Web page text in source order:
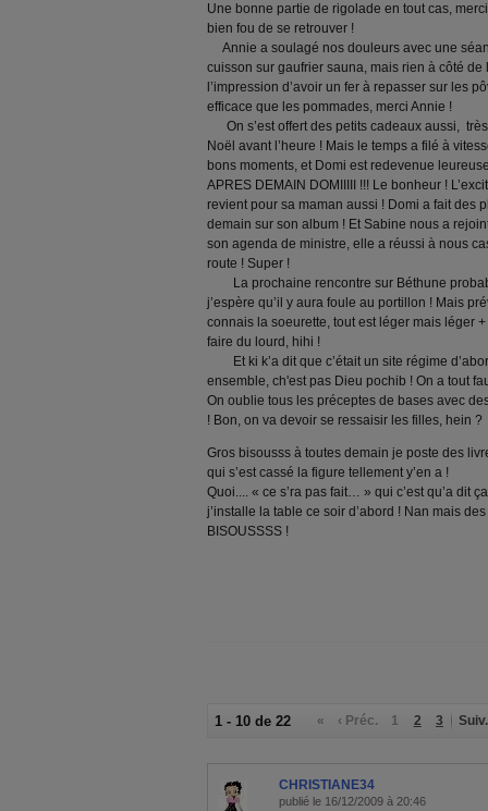
Une bonne partie de rigolade en tout cas,
bien fou de se retrouver !
Annie a soulagé nos douleurs avec une
cuisson sur gaufrier sauna, mais rien à côté de
l’impression d’avoir un fer à repasser sur les
efficace que les pommades, merci Annie !
On s’est offert des petits cadeaux aussi,
Noël avant l’heure ! Mais le temps a filé à
bons moments, et Domi est redevenue
APRES DEMAIN DOMIIIII !!! Le bonheur !
revient pour sa maman aussi ! Domi a fait des
demain sur son album ! Et Sabine nous a
son agenda de ministre, elle a réussi à nous
route ! Super !
La prochaine rencontre sur Béthune
j’espère qu’il y aura foule au portillon ! Mais
connais la soeurette, tout est léger mais léger
faire du lourd, hihi !
Et ki k’a dit que c’était un site régime
ensemble, ch'est pas Dieu pochib ! On a tout
On oublie tous les préceptes de bases avec
! Bon, on va devoir se ressaisir les filles, hein ?
Gros bisousss à toutes demain je poste des
qui s’est cassé la figure tellement y’en a !
Quoi.... « ce s’ra pas fait… » qui c’est qu’a dit
j’installe la table ce soir d’abord ! Nan mais
BISOUSSSS !
1 - 10 de 22 « ‹ Préc. 1 2 3 Suiv.
CHRISTIANE34
publié le 16/12/2009 à 20:46